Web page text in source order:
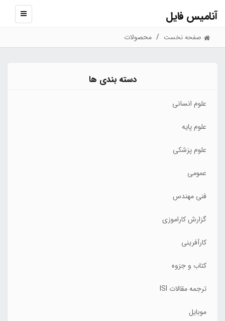
آنامیس فایل
نمایش
صفحه نخست محصولات
دسته بندی ها
علوم انسانی
علوم پایه
علوم پزشکی
عمومی
فنی مهندس
گزارش کاراموزی
کارآفرینی
کتاب و جزوه
ترجمه مقالات ISI
موبایل